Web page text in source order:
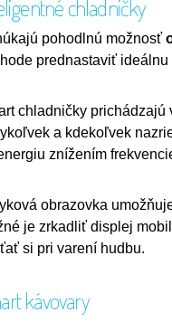
chladničky
pohodlnú možnosť
prednastaviť
chladničky
a kdekoľvek
znížením
obrazovka
je zrkadliť displej
si pri varení hudbu.
kávovary